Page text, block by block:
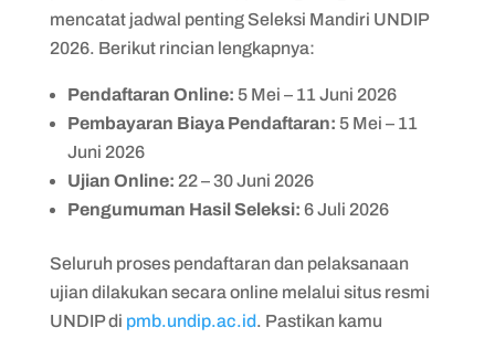
mencatat jadwal penting Seleksi Mandiri UNDIP
2026. Berikut rincian lengkapnya:
Pendaftaran Online: 5 Mei – 11 Juni 2026
Pembayaran Biaya Pendaftaran: 5 Mei – 11
Juni 2026
Ujian Online: 22 – 30 Juni 2026
Pengumuman Hasil Seleksi: 6 Juli 2026
Seluruh proses pendaftaran dan pelaksanaan
ujian dilakukan secara online melalui situs resmi
UNDIP di pmb.undip.ac.id. Pastikan kamu